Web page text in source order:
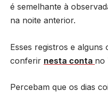
é semelhante à
na noite anterior.
Esses registros e
conferir nesta conta no
Percebam que os dias